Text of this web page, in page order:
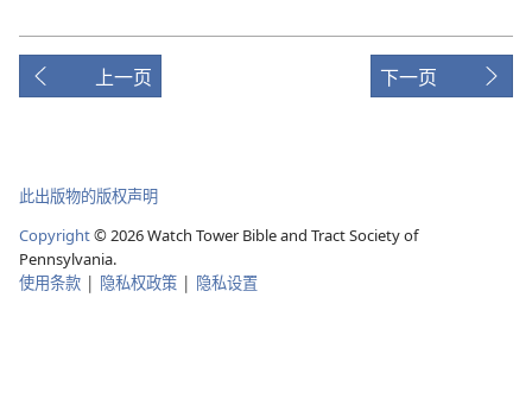
上一页 下一页
此出版物的版权声明
Copyright© 2026Watch Tower Bible and Tract Society of
Pennsylvania.
使用条款 | 隐私权政策 | 隐私设置